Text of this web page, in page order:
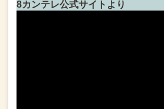
8カンテレ公式サイトより